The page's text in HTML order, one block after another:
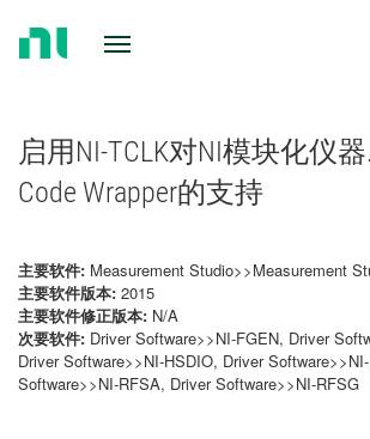
启用NI-TCLK对NI模块化仪器
Code Wrapper的支持
主要软件: Measurement Studio>>Measurement
主要软件版本: 2015
主要软件修正版本: N/A
次要软件: Driver Software>>NI-FGEN, Driver
Driver Software>>NI-HSDIO, Driver
Software>>NI-RFSA, Driver Software>>NI-RFSG